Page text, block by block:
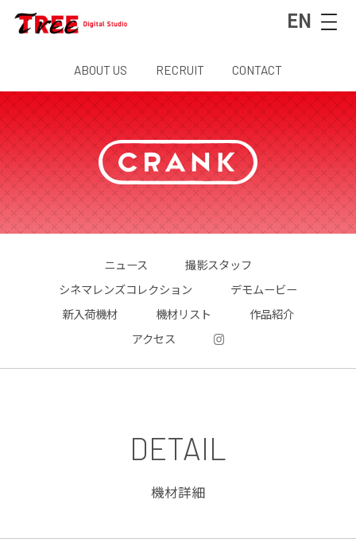
EN
ABOUT US RECRUIT CONTACT
ニュース
撮影スタッフ
シネマレンズコレクション
デモムービー
新入荷機材
機材リスト
作品紹介
アクセス
DETAIL
機材詳細